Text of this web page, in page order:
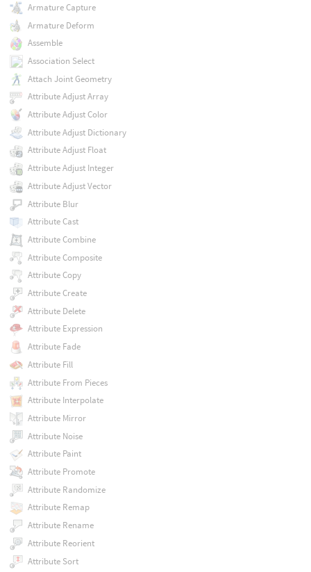
Armature Capture
Armature Deform
Assemble
Association Select
Attach Joint Geometry
Attribute Adjust Array
Attribute Adjust Color
Attribute Adjust Dictionary
Attribute Adjust Float
Attribute Adjust Integer
Attribute Adjust Vector
Attribute Blur
Attribute Cast
Attribute Combine
Attribute Composite
Attribute Copy
Attribute Create
Attribute Delete
Attribute Expression
Attribute Fade
Attribute Fill
Attribute From Pieces
Attribute Interpolate
Attribute Mirror
Attribute Noise
Attribute Paint
Attribute Promote
Attribute Randomize
Attribute Remap
Attribute Rename
Attribute Reorient
Attribute Sort